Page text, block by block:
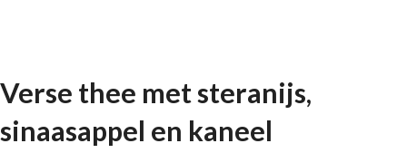
Verse thee met steranijs,
sinaasappel en kaneel